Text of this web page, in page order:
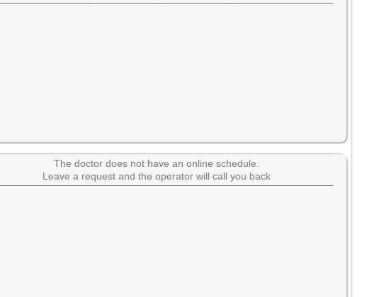
The doctor does not have an online schedule.
Leave a request and the operator will call you back